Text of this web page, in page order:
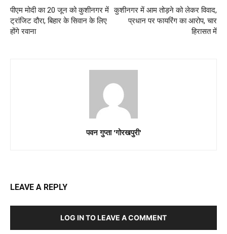
पीएम मोदी का 20 जून को कुशीनगर में
ट्रांजिट दौरा, बिहार के सिवान के लिए
होंगे रवाना
कुशीनगर में आम तोड़ने को लेकर विवाद,
प्रधान पर फायरिंग का आरोप, चार
हिरासत में
पवन गुप्ता 'गोरखपुरी'
LEAVE A REPLY
LOG IN TO LEAVE A COMMENT